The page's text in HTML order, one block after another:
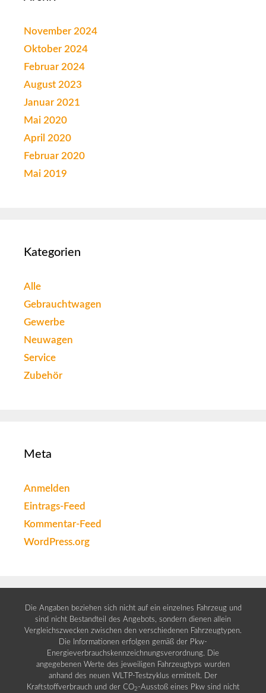
November 2024
Oktober 2024
Februar 2024
August 2023
Januar 2021
Mai 2020
April 2020
Februar 2020
Mai 2019
Kategorien
Alle
Gebrauchtwagen
Gewerbe
Neuwagen
Service
Zubehör
Meta
Anmelden
Eintrags-Feed
Kommentar-Feed
WordPress.org
Die Angaben beziehen sich nicht auf ein einzelnes Fahrzeug und
sind nicht Bestandteil des Angebots, sondern dienen allein
Vergleichszwecken zwischen den verschiedenen Fahrzeugtypen.
Die Informationen erfolgen gemäß der Pkw-
Energieverbrauchskennzeichnungsverordnung. Die
angegebenen Werte des jeweiligen Fahrzeugtyps wurden
anhand des neuen WLTP-Testzyklus ermittelt. Der
Kraftstoffverbrauch und der CO2 -Ausstoß eines Pkw sind nicht